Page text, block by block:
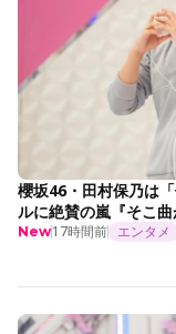
櫻坂46・田村保乃は
ルに絶賛の嵐『そこ
New17時間前 エンタメ